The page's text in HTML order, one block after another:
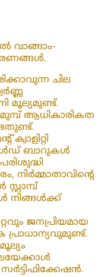
വാങ്ങാം-
ചില
മൂല്യമുണ്ട്.
ആധികാരികത
ക്വാളിറ്റി
ബാറുകൾ
നിർമ്മാതാവിന്റെ
നിങ്ങൾക്ക്
ജനപ്രിയമായ